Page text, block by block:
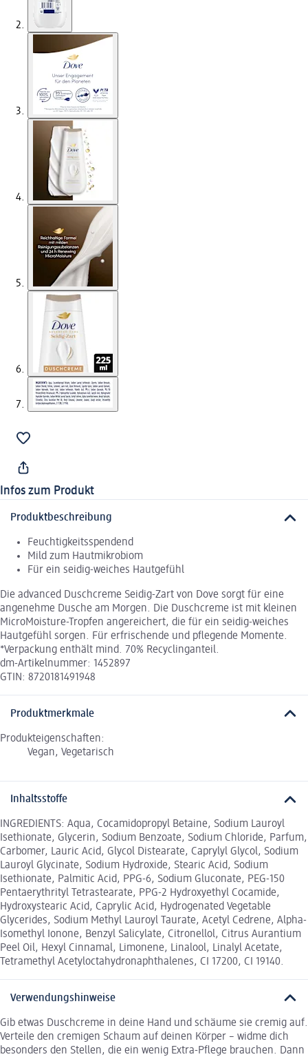
Infos zum Produkt
Produktbeschreibung
Feuchtigkeitsspendend
Mild zum Hautmikrobiom
Für ein seidig-weiches Hautgefühl
Die advanced Duschcreme Seidig-Zart von Dove sorgt für eine
angenehme Dusche am Morgen. Die Duschcreme ist mit kleinen
MicroMoisture-Tropfen angereichert, die für ein seidig-weiches
Hautgefühl sorgen. Für erfrischende und pflegende Momente.
*Verpackung enthält mind. 70% Recyclinganteil.
dm-Artikelnummer: 1452897
GTIN: 8720181491948
Produktmerkmale
Produkteigenschaften:
Vegan, Vegetarisch
Inhaltsstoffe
INGREDIENTS: Aqua, Cocamidopropyl Betaine, Sodium Lauroyl
Isethionate, Glycerin, Sodium Benzoate, Sodium Chloride, Parfum,
Carbomer, Lauric Acid, Glycol Distearate, Caprylyl Glycol, Sodium
Lauroyl Glycinate, Sodium Hydroxide, Stearic Acid, Sodium
Isethionate, Palmitic Acid, PPG-6, Sodium Gluconate, PEG-150
Pentaerythrityl Tetrastearate, PPG-2 Hydroxyethyl Cocamide,
Hydroxystearic Acid, Caprylic Acid, Hydrogenated Vegetable
Glycerides, Sodium Methyl Lauroyl Taurate, Acetyl Cedrene, Alpha-
Isomethyl Ionone, Benzyl Salicylate, Citronellol, Citrus Aurantium
Peel Oil, Hexyl Cinnamal, Limonene, Linalool, Linalyl Acetate,
Tetramethyl Acetyloctahydronaphthalenes, CI 17200, CI 19140.
Verwendungshinweise
Gib etwas Duschcreme in deine Hand und schäume sie cremig auf.
Verteile den cremigen Schaum auf deinen Körper – widme dich
besonders den Stellen, die ein wenig Extra-Pflege brauchen. Dann